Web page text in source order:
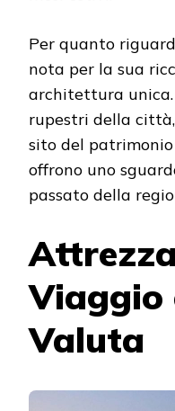
Per quanto
nota per la sua
architettura
rupestri della
sito del patrimonio
offrono uno
passato della
Viaggio
Valuta